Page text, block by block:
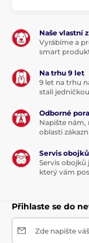
Naše vlastní
Vyrábíme a
smart
Na trhu 9 let
9 let na trhu
stali
Odborné
Napište nám,
oblasti
Servis obojků
Servis
který vám
Přihlaste se do
Zde napište